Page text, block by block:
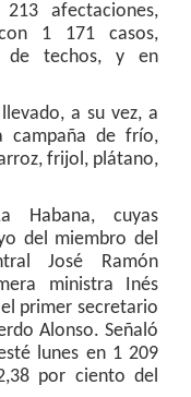
afectaciones,
1 171 casos,
de techos, y en
a su vez, a
campaña de frío,
frijol, plátano,
Habana, cuyas
del miembro del
José Ramón
ministra Inés
primer secretario
Alonso. Señaló
lunes en 1 209
por ciento del